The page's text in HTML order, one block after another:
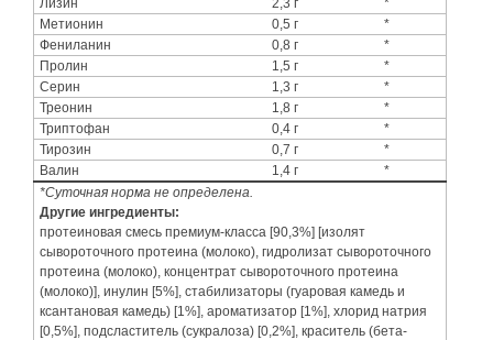
Лизин 2,3 г
*
Метионин
0,5 г
*
Фениланин
0,8 г
*
Пролин
1,5 г
*
Серин
1,3 г
*
Треонин
1,8 г
*
Триптофан
0,4 г
*
Тирозин
0,7 г
*
Валин
1,4 г
*
*Суточная норма не определена.
Другие ингредиенты:
протеиновая смесь премиум-класса [90,3%] [изолят
сывороточного протеина (молоко), гидролизат сывороточного
протеина (молоко), концентрат сывороточного протеина
(молоко)], инулин [5%], стабилизаторы (гуаровая камедь и
ксантановая камедь) [1%], ароматизатор [1%], хлорид натрия
[0,5%], подсластитель (сукралоза) [0,2%], краситель (бета-